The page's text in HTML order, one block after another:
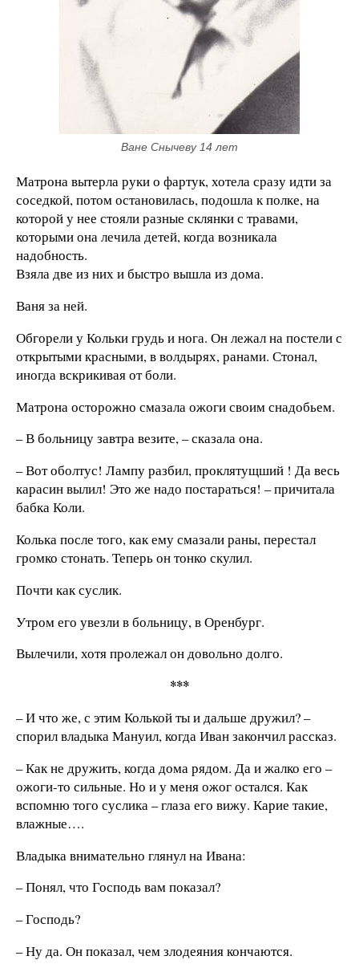
Ване Снычеву 14 лет
Матрона вытерла руки о фартук, хотела сразу идти за
соседкой, потом остановилась, подошла к полке, на
которой у нее стояли разные склянки с травами,
которыми она лечила детей, когда возникала
надобность.
Взяла две из них и быстро вышла из дома.
Ваня за ней.
Обгорели у Кольки грудь и нога. Он лежал на постели с
открытыми красными, в волдырях, ранами. Стонал,
иногда вскрикивая от боли.
Матрона осторожно смазала ожоги своим снадобьем.
– В больницу завтра везите, – сказала она.
– Вот оболтус! Лампу разбил, проклятущший ! Да весь
карасин вылил! Это же надо постараться! – причитала
бабка Коли.
Колька после того, как ему смазали раны, перестал
громко стонать. Теперь он тонко скулил.
Почти как суслик.
Утром его увезли в больницу, в Оренбург.
Вылечили, хотя пролежал он довольно долго.
***
– И что же, с этим Колькой ты и дальше дружил? –
спорил владыка Мануил, когда Иван закончил рассказ.
– Как не дружить, когда дома рядом. Да и жалко его –
ожоги-то сильные. Но и у меня ожог остался. Как
вспомню того суслика – глаза его вижу. Карие такие,
влажные….
Владыка внимательно глянул на Ивана:
– Понял, что Господь вам показал?
– Господь?
– Ну да. Он показал, чем злодеяния кончаются.